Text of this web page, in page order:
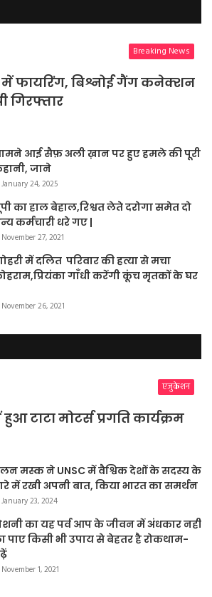
Breaking News
में फायरिंग, बिश्नोई गैंग कनेक्शन
गिरफ्तार
आई सैफ़ अली ख़ान पर हुए हमले की पूरी
जाने
January 24, 2025
का हाल बेहाल,रिश्वत लेते दरोगा समेत दो
कर्मचारी धरे गए |
November 27, 2021
में दलित परिवार की हत्या से मचा
गाँधी करेंगी कूंच मृतकों के घर
November 26, 2021
एजुकेशन
टाटा मोटर्स प्रगति कार्यक्रम
मस्क ने UNSC में वैश्विक देशों के सदस्य के
में रखी अपनी बात, किया भारत का समर्थन
January 23, 2024
का यह पर्व आप के जीवन में अंधकार नहीं
पाए किसी भी उपाय से बेहतर है रोकथाम-
November 1, 2021